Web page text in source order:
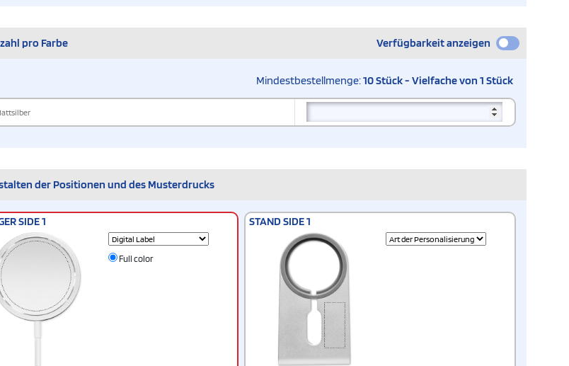
pro Farbe Verfügbarkeit anzeigen
Mindestbestellmenge:10 Stück - Vielfache von 1 Stück
der Positionen und des Musterdrucks
SIDE 1
Full color
STAND SIDE 1